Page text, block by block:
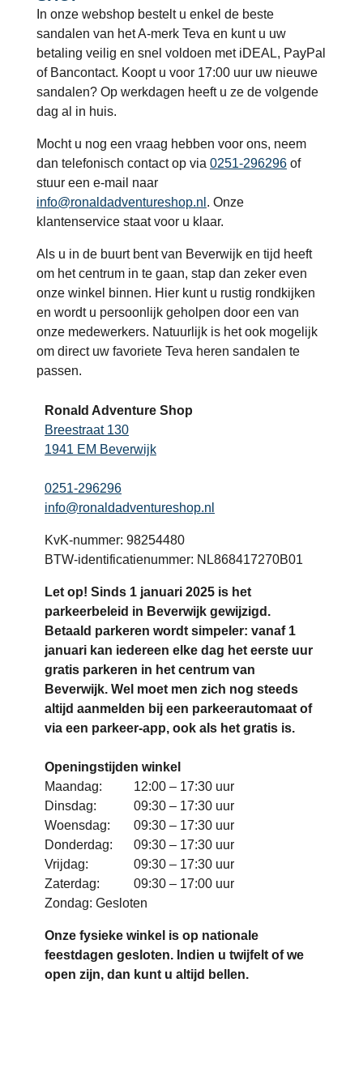
In onze webshop bestelt u enkel de beste
sandalen van het A-merk Teva en kunt u uw
betaling veilig en snel voldoen met iDEAL, PayPal
of Bancontact. Koopt u voor 17:00 uur uw nieuwe
sandalen? Op werkdagen heeft u ze de volgende
dag al in huis.
Mocht u nog een vraag hebben voor ons, neem
dan telefonisch contact op via 0251-296296 of
stuur een e-mail naar
info@ronaldadventureshop.nl . Onze
klantenservice staat voor u klaar.
Als u in de buurt bent van Beverwijk en tijd heeft
om het centrum in te gaan, stap dan zeker even
onze winkel binnen. Hier kunt u rustig rondkijken
en wordt u persoonlijk geholpen door een van
onze medewerkers. Natuurlijk is het ook mogelijk
om direct uw favoriete Teva heren sandalen te
passen.
Ronald Adventure Shop
Breestraat 130
1941 EM Beverwijk
0251-296296
info@ronaldadventureshop.nl
KvK-nummer: 98254480
BTW-identificatienummer: NL868417270B01
Let op! Sinds 1 januari 2025 is het
parkeerbeleid in Beverwijk gewijzigd.
Betaald parkeren wordt simpeler: vanaf 1
januari kan iedereen elke dag het eerste uur
gratis parkeren in het centrum van
Beverwijk. Wel moet men zich nog steeds
altijd aanmelden bij een parkeerautomaat of
via een parkeer-app, ook als het gratis is.
Openingstijden winkel
Maandag:
12:00 – 17:30 uur
Dinsdag:
09:30 – 17:30 uur
Woensdag:
09:30 – 17:30 uur
Donderdag:
09:30 – 17:30 uur
Vrijdag:
09:30 – 17:30 uur
Zaterdag:
09:30 – 17:00 uur
Zondag: Gesloten
Onze fysieke winkel is op nationale
feestdagen gesloten. Indien u twijfelt of we
open zijn, dan kunt u altijd bellen.